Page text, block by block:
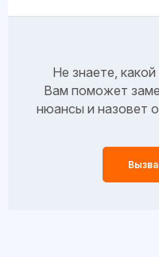
Не знаете,
Вам поможет
нюансы и назовет